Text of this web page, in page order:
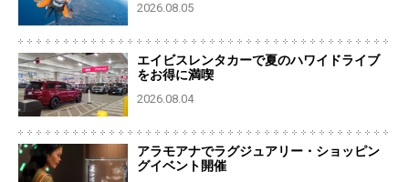
2026.08.05
エイビスレンタカーで夏のハワイドライブ
をお得に満喫
2026.08.04
アラモアナでラグジュアリー・ショッピン
グイベント開催